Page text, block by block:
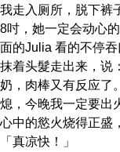
我走入厕所，脱下裤
8吋，她一定会动心
面的Julia 看的不停
抹着头髮走出来，说
奶，肉棒又有反应了
熄，今晚我一定要出
心中的慾火烧得正盛
「真凉快！」